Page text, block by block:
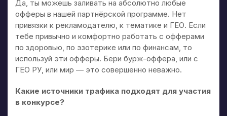
Да, ты можешь заливать на абсолютно любые
офферы в нашей партнёрской программе. Нет
привязки к рекламодателю, к тематике и ГЕО. Если
тебе привычно и комфортно работать с офферами
по здоровью, по эзотерике или по финансам, то
используй эти офферы. Бери бурж-оффера, или с
ГЕО РУ, или мир — это совершенно неважно.
Какие источники трафика подходят для участия
в конкурсе?